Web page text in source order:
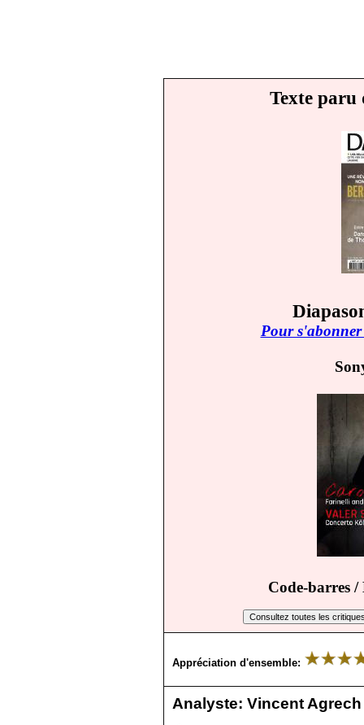
Texte paru
Pour
Code-barres /
Appréciation d'ensemble:
Analyste: Vincent Agrech